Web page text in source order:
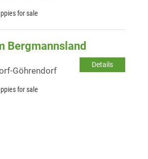
for sale
Bergmannsland
Details
Göhrendorf
for sale